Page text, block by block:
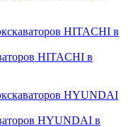
HITACHI в
HITACHI в
HYUNDAI
HYUNDAI в